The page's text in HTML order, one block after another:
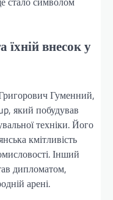
їхній внесок у
Гуменний,
який побудував
техніки. Його
кмітливість
Інший
дипломатом,
арені.